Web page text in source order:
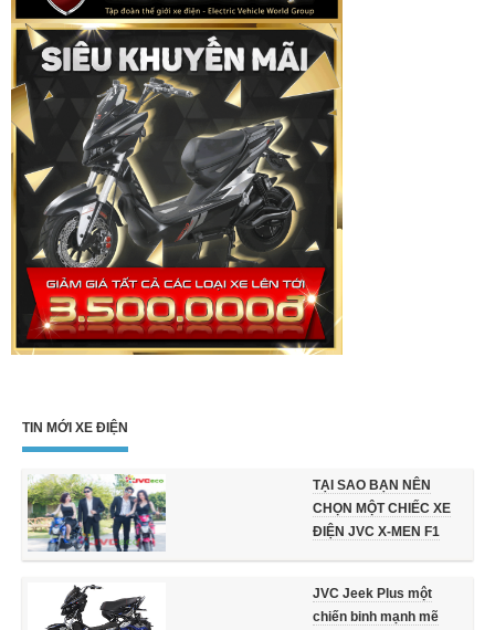
TIN MỚI XE ĐIỆN
TẠI SAO BẠN NÊN
CHỌN MỘT CHIẾC XE
ĐIỆN JVC X-MEN F1
JVC Jeek Plus một
chiến binh mạnh mẽ